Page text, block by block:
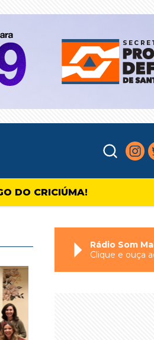
DO CRICIÚMA!
Rádio Som
Clique e ouça